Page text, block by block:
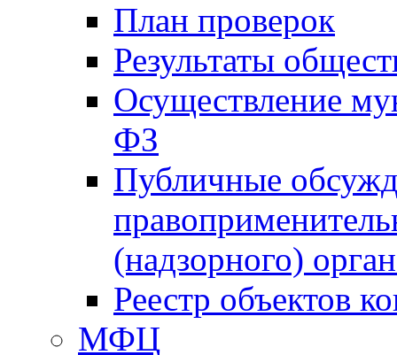
План проверок
Результаты
Осуществление
ФЗ
Публичные
(надзорного)
Реестр объектов
МФЦ